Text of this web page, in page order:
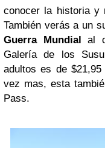
conocer la historia y
También verás a un
Guerra Mundial al
Galería de los
adultos es de
vez mas, esta
Pass.